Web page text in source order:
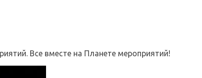
Все вместе на Планете мероприятий!